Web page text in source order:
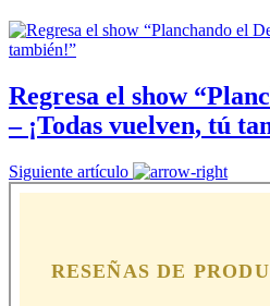
Regresa el show
– ¡Todas vuelven, tú
Siguiente artículo